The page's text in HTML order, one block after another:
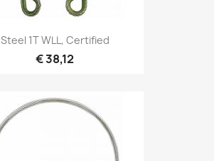
 Snel bekijken
Steel 1T WLL, Certified
€ 38,12